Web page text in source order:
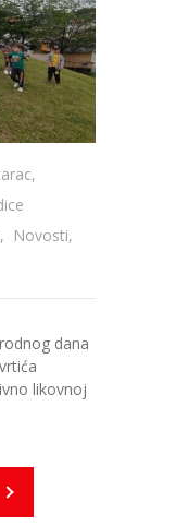
,
, Novosti,
dana
likovnoj